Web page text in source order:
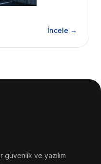
İncele →
ve yazılım